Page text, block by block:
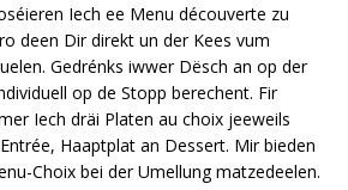
Iech ee Menu découverte zu
deen Dir direkt un der Kees vum
Gedrénks iwwer Dësch an op der
op de Stopp berechent. Fir
Iech dräi Platen au choix jeeweils
Haaptplat an Dessert. Mir bieden
Choix bei der Umellung matzedeelen.